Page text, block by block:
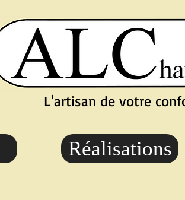
L'artisan de votre
Réalisations